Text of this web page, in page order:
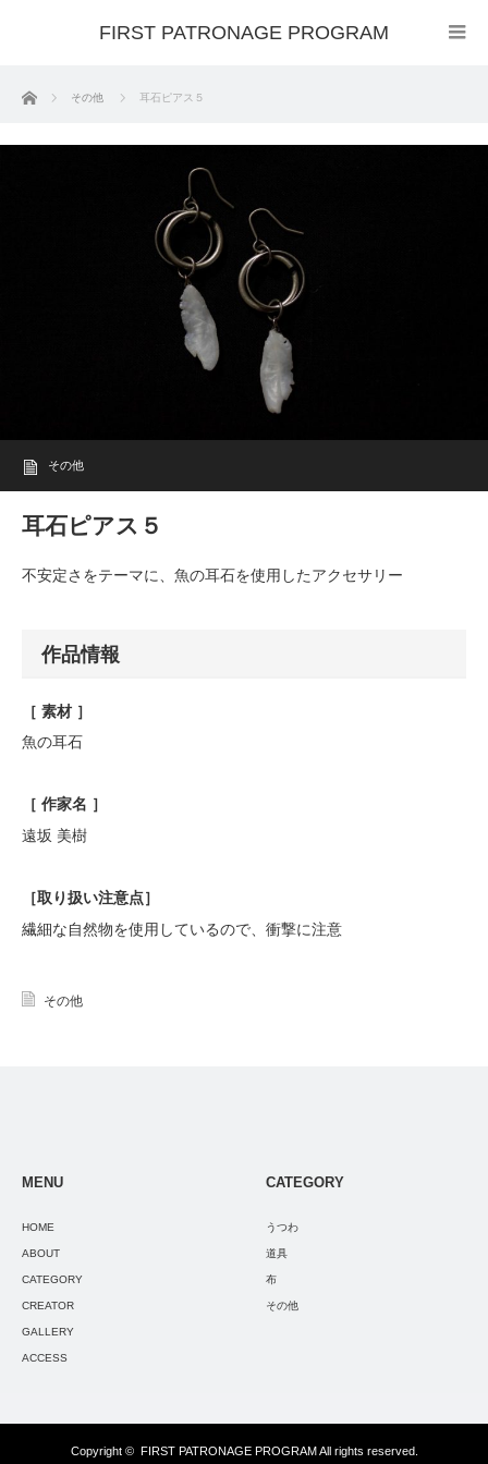
FIRST PATRONAGE PROGRAM
ホーム その他 耳石ピアス５
その他
耳石ピアス５
不安定さをテーマに、魚の耳石を使用したアクセサリー
作品情報
［ 素材 ］
魚の耳石
［ 作家名 ］
遠坂 美樹
［取り扱い注意点］
繊細な自然物を使用しているので、衝撃に注意
その他
MENU
HOME
ABOUT
CATEGORY
CREATOR
GALLERY
ACCESS
CATEGORY
うつわ
道具
布
その他
Copyright © FIRST PATRONAGE PROGRAMAll rights reserved.